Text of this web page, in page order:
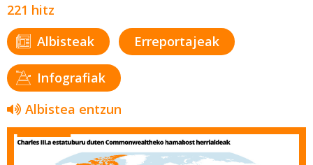
221 hitz
Albisteak
Erreportajeak
Infografiak
Albistea entzun